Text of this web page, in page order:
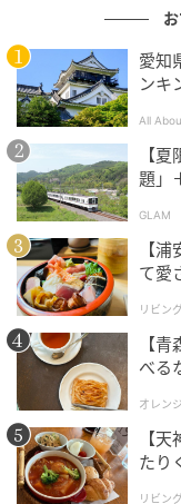
画像：藍野あき
スプリング遊具も
愛知
ンキ
All
【
題」
光
GLAM
【
て愛
リビン
【
べる
オレン
【
たり
リビン